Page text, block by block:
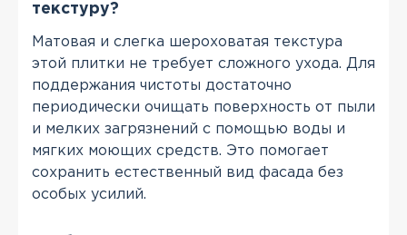
текстуру?
Матовая и слегка шероховатая текстура
этой плитки не требует сложного ухода. Для
поддержания чистоты достаточно
периодически очищать поверхность от пыли
и мелких загрязнений с помощью воды и
мягких моющих средств. Это помогает
сохранить естественный вид фасада без
особых усилий.